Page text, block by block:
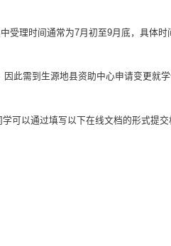
受理时间通常为7月初至9月底，具体时
此需到生源地县资助中心申请变更就
学可以通过填写以下在线文档的形式提